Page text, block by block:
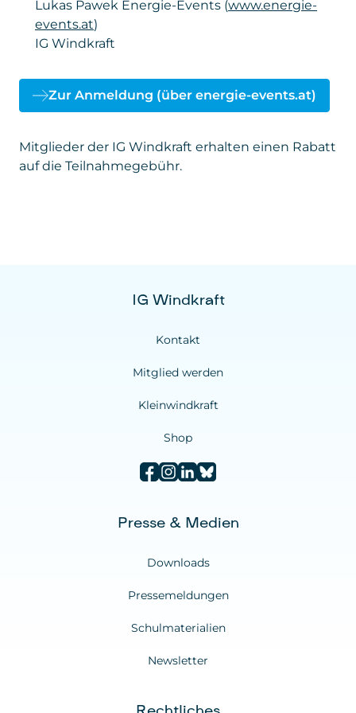
Lukas Pawek Energie-Events (www.energie-
events.at)
IG Windkraft
Zur Anmeldung (über energie-events.at)
Mitglieder der IG Windkraft erhalten einen Rabatt
auf die Teilnahmegebühr.
IG Windkraft
Kontakt
Mitglied werden
Kleinwindkraft
Shop
Presse & Medien
Downloads
Pressemeldungen
Schulmaterialien
Newsletter
Privacy
Policy
policies.google.com/privacy
ausschließlich der reibungslosen Anmeldung
zu unseren Seminaren und sonstigen
Angeboten.
Daten
Privacy Policy:
https://www.microsoft.com/de-